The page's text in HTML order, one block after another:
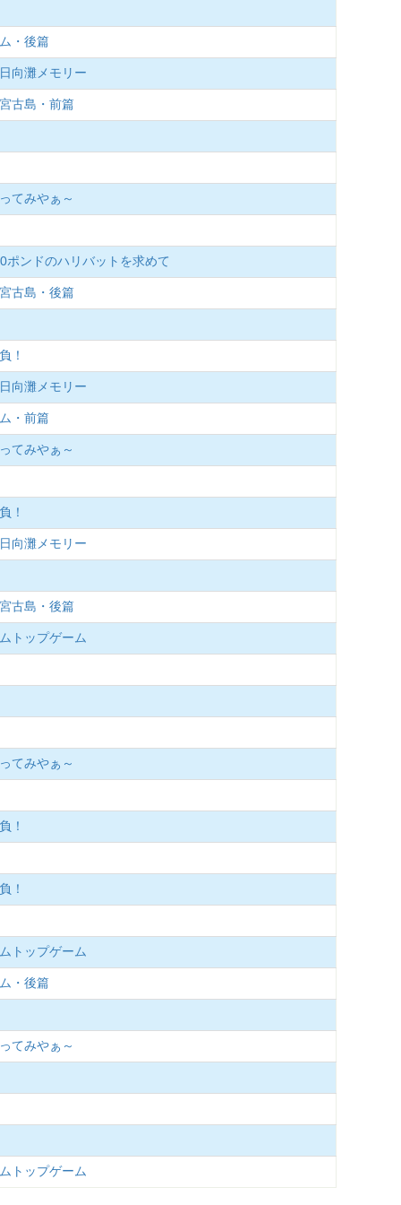
・後篇
向灘メモリー
古島・前篇
てみやぁ～
ポンドのハリバットを求めて
古島・後篇
！
向灘メモリー
・前篇
てみやぁ～
！
向灘メモリー
古島・後篇
トップゲーム
てみやぁ～
！
！
トップゲーム
・後篇
てみやぁ～
トップゲーム